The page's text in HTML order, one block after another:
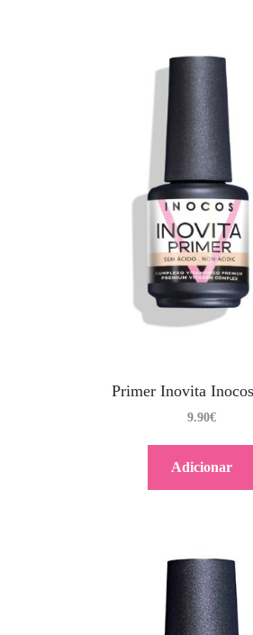
Primer Inovita
9.90€
Adicionar